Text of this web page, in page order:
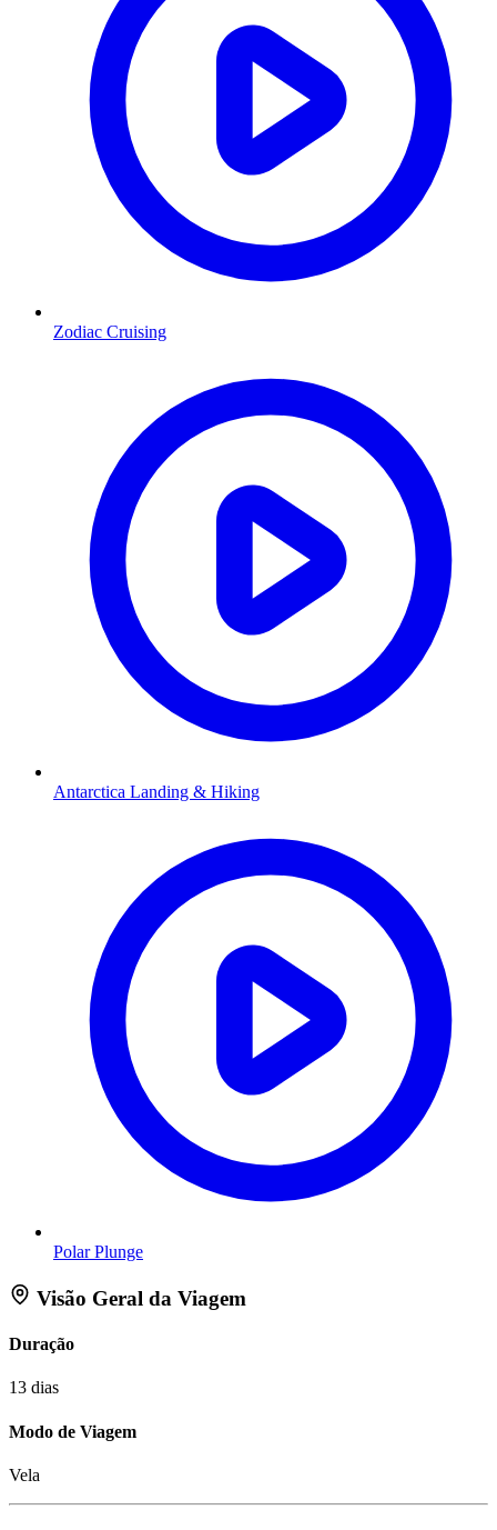
Zodiac Cruising
Antarctica Landing & Hiking
Polar Plunge
Visão Geral da Viagem
Duração
13 dias
Modo de Viagem
Vela